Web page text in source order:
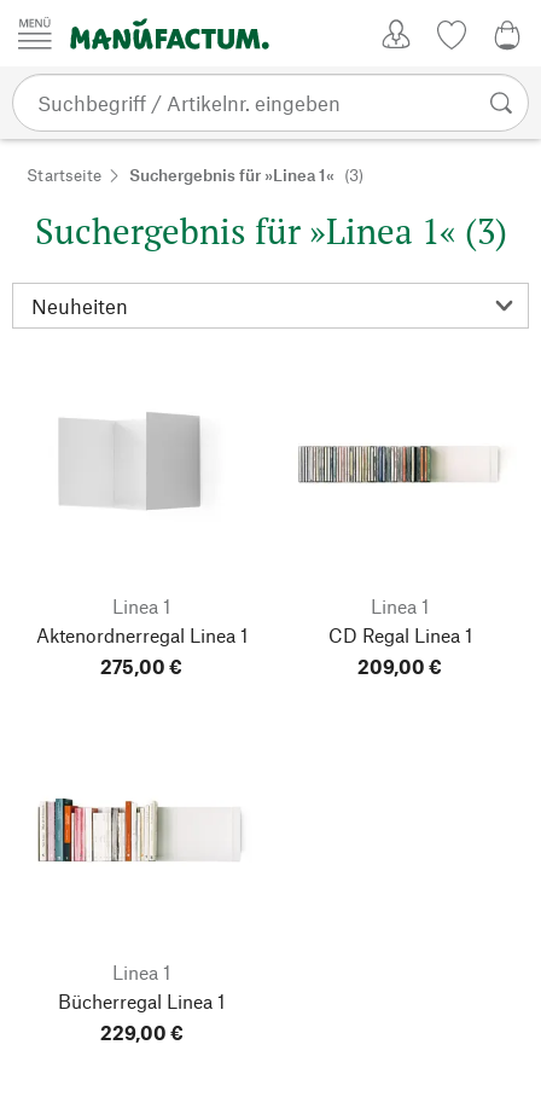
Zum Inhalt springen
Startseite Suchergebnis für »Linea 1« (3)
Suchergebnis für »Linea 1« (3)
Linea 1
Aktenordnerregal Linea 1
275,00 €
Linea 1
CD Regal Linea 1
209,00 €
Linea 1
Bücherregal Linea 1
229,00 €